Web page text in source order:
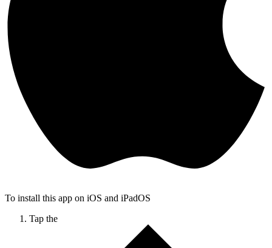
To install this app on iOS and iPadOS
Tap the